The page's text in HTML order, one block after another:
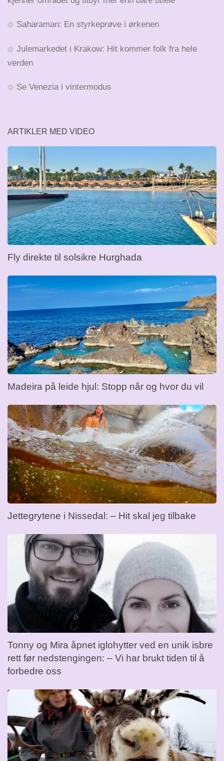
Saharaman: En styrkeprøve i ørkenen
Julemarkedet i Krakow: Hit kommer folk fra hele
verden
Se Venezia i vintermodus
ARTIKLER MED VIDEO
Fly direkte til solsikre Hurghada
Madeira på leide hjul: Stopp når og hvor du vil
Jettegrytene i Nissedal: – Hit skal jeg tilbake
Tonny og Mira åpnet iglohytter ved en unik isbre
rett før nedstengingen: – Vi har brukt tiden til å
forbedre oss